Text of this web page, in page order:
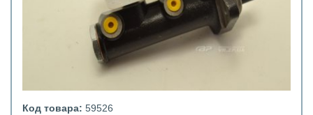
Код товара: 59526